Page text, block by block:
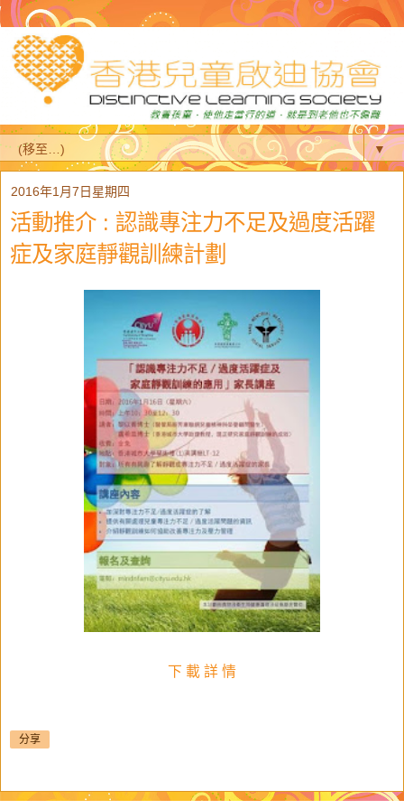
▼
2016年1月7日星期四
活動推介 : 認識專注力不足及過度活躍
症及家庭靜觀訓練計劃
下 載 詳 情
分享